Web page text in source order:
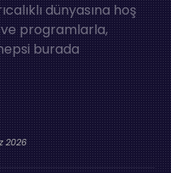
dünyasına hoş
programlarla,
burada
2026